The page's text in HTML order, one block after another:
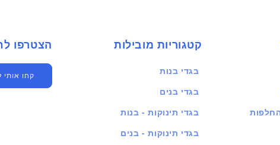
קטגוריות מובילות
בגדי בנות
בגדי בנים
בגדי תינוקות - בנות
בגדי תינוקות - בנים
הצטרפו לחברים
קחו